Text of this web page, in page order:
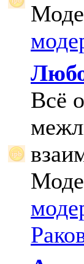
Всё